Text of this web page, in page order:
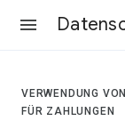
VERWENDUNG
FÜR ZAHLUNGEN